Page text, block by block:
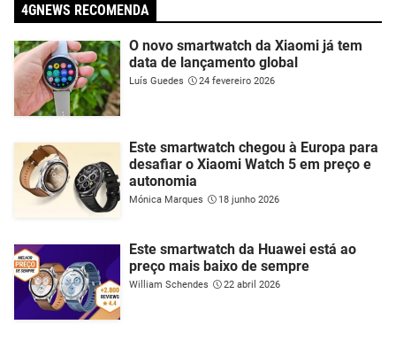
4GNEWS RECOMENDA
O novo smartwatch da Xiaomi já tem
data de lançamento global
Luís Guedes 24 fevereiro 2026
Este smartwatch chegou à Europa para
desafiar o Xiaomi Watch 5 em preço e
autonomia
Mónica Marques 18 junho 2026
Este smartwatch da Huawei está ao
preço mais baixo de sempre
William Schendes 22 abril 2026